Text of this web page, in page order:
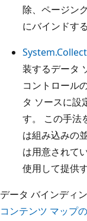
除、ページン
にバインドす
装するデータ
コントロール
タ ソースに設
す。 この手法
は組み込みの
は用意されて
使用して提供
データ バインディ
コンテンツ マップ